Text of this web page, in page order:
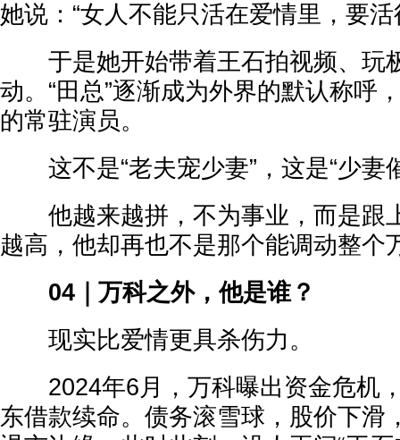
她说：“女人不能只活在爱情里，要活
于是她开始带着王石拍视频、玩
动。“田总”逐渐成为外界的默认称呼
的常驻演员。
这不是“老夫宠少妻”，这是“少妻
他越来越拼，不为事业，而是跟
越高，他却再也不是那个能调动整个
04｜万科之外，他是谁？
现实比爱情更具杀伤力。
2024年6月，万科曝出资金危机
东借款续命。债务滚雪球，股价下滑